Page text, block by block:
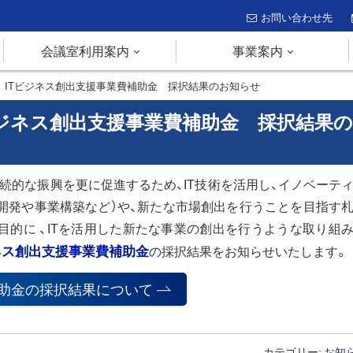
お問い合わせ先
会議室利用案内 事業案内
ビジネス創出支援事業費補助金 採択結果のお知らせ
ス創出支援事業費補助金 採択結果の
な振興を更に促進するため、IT技術を活用し、イノベーテ
発や事業構築など）や、新たな市場創出を行うことを目指す
的に 、ITを活用した新たな事業の創出を行うような取り組
創出支援事業費補助金の採択結果をお知らせいたします。
金の採択結果について